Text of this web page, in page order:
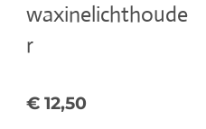
waxinelichthoude
r
€ 12,50